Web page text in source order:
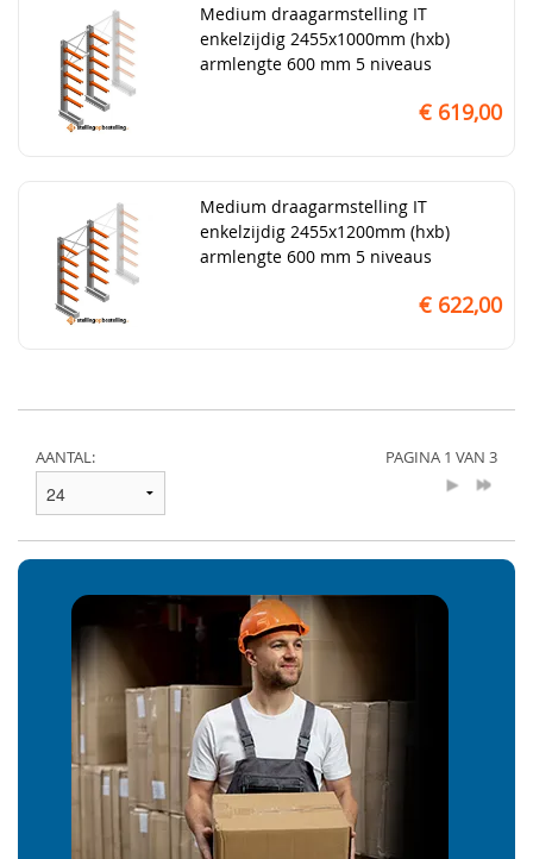
Medium draagarmstelling IT
enkelzijdig 2455x1000mm (hxb)
armlengte 600 mm 5 niveaus
€ 619,00
Medium draagarmstelling IT
enkelzijdig 2455x1200mm (hxb)
armlengte 600 mm 5 niveaus
€ 622,00
AANTAL: PAGINA 1 VAN 3